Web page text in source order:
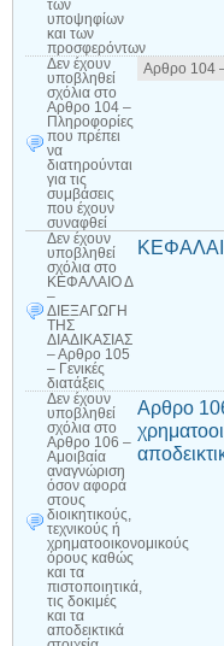
των
υποψηφίων
και των
προσφερόντων
Δεν έχουν
υποβληθεί
σχόλια στο
Αρθρο 104 –
Πληροφορίες
που πρέπει
να
διατηρούνται
για τις
συμβάσεις
που έχουν
συναφθεί
Αρθρο 104 –
Δεν έχουν
υποβληθεί
σχόλια στο
ΚΕΦΑΛΑΙΟ Δ
–
ΔΙΕΞΑΓΩΓΗ
ΤΗΣ
ΔΙΑΔΙΚΑΣΙΑΣ
– Αρθρο 105
– Γενικές
διατάξεις
Δεν έχουν
υποβληθεί
σχόλια στο
Αρθρο 106 –
Αμοιβαία
αναγνώριση
όσον αφορά
στους
διοικητικούς,
τεχνικούς ή
χρηματοοικονομικούς
όρους καθώς
και τα
πιστοποιητικά,
τις δοκιμές
και τα
αποδεικτικά
Αρθρο